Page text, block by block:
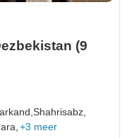
(9
Shahrisabz,
+3 meer